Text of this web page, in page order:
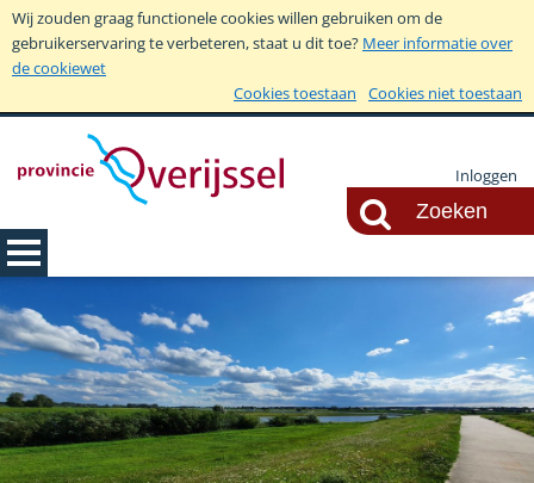
Wij zouden graag functionele cookies willen gebruiken om de
gebruikerservaring te verbeteren, staat u dit toe? Meer informatie over
de cookiewet
Cookies toestaan
Cookies niet toestaan
Inloggen